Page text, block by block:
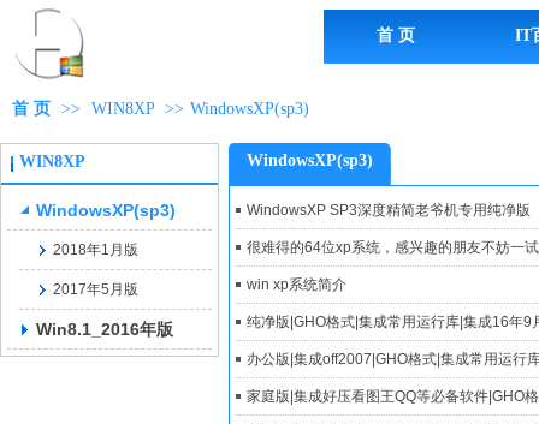
首 页 IT
首 页 >> WIN8XP >> WindowsXP(sp3)
WIN8XP
WindowsXP(sp3)
2018年1月版
2017年5月版
Win8.1_2016年版
WindowsXP(sp3)
WindowsXP SP3深度精简老爷机专用纯净版
很难得的64位xp系统，感兴趣的朋友不妨一试
win xp系统简介
纯净版|GHO格式|集成常用运行库|集成16年
办公版|集成off2007|GHO格式|集成常用运行
家庭版|集成好压看图王QQ等必备软件|GHO